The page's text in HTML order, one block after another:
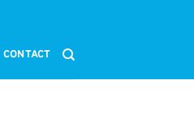
CONTACT